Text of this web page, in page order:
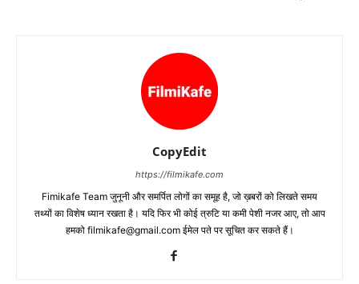
CopyEdit
https://filmikafe.com
Fimikafe Team जुनूनी और समर्पित लोगों का समूह है, जो ख़बरों को लिखते समय
तथ्‍यों का विशेष ध्‍यान रखता है। यदि फिर भी कोई त्रुटि या कमी पेशी नजर आए, तो आप
हमको filmikafe@gmail.com ईमेल पते पर सूचित कर सकते हैं।